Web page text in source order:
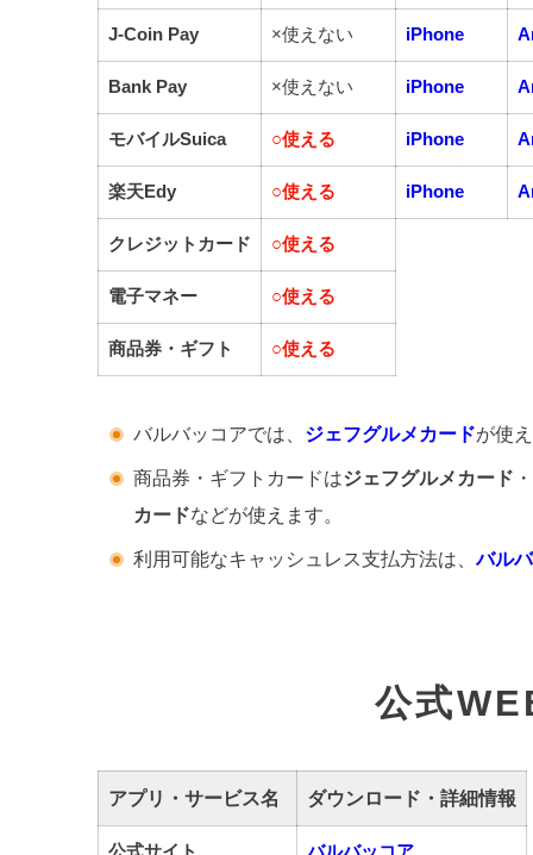
J-Coin Pay ×使えない iPhone
Bank Pay ×使えない iPhone
モバイルSuica ○使える iPhone
楽天Edy ○使える iPhone
クレジットカード ○使える
電子マネー ○使える
商品券・ギフト ○使える
バルバッコアでは、 ジェフグルメカードが使え
商品券・ギフトカードはジェフグルメカード ・
カードなどが使えます。
利用可能なキャッシュレス支払方法は、バル
公式
アプリ・サービス名 ダウンロード・詳細情報